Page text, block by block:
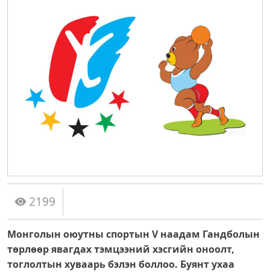
2199
Монголын оюутны спортын V наадам Гандболын
төрлөөр явагдах тэмцээний хэсгийн оноолт,
тоглолтын хуваарь бэлэн боллоо. Буянт ухаа